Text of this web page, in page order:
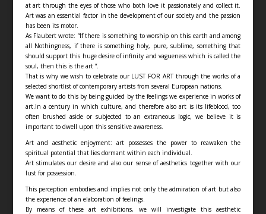
at art through the eyes of those who both love it passionately and collect it.
Art was an essential factor in the development of our society and the passion
has been its motor.
As Flaubert wrote: “If there is something to worship on this earth and among
all Nothingness, if there is something holy, pure, sublime, something that
should support this huge desire of infinity and vagueness which is called the
soul, then this is the art “.
That is why we wish to celebrate our LUST FOR ART through the works of a
selected shortlist of contemporary artists from several European nations.
We want to do this by being guided by the feelings we experience in works of
art.In a century in which culture, and therefore also art is its lifeblood, too
often brushed aside or subjected to an extraneous logic, we believe it is
important to dwell upon this sensitive awareness.
Art and aesthetic enjoyment: art possesses the power to reawaken the
spiritual potential that lies dormant within each individual.
Art stimulates our desire and also our sense of aesthetics together with our
lust for possession.
This perception embodies and implies not only the admiration of art but also
the experience of an elaboration of feelings.
By means of these art exhibitions, we will investigate this aesthetic